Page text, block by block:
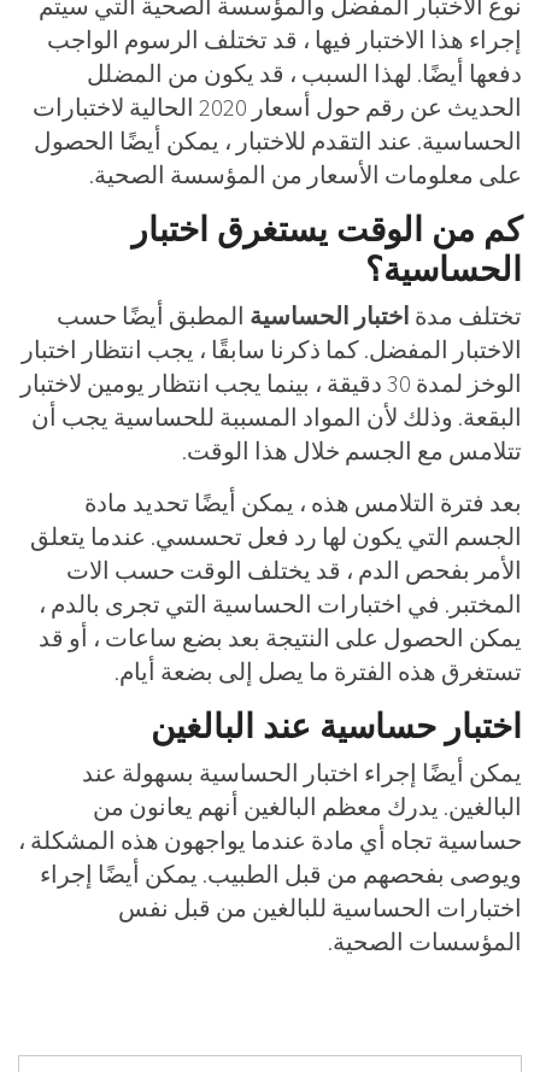
إجراء هذا الاختبار فيها ، قد تختلف الرسوم الواجب
دفعها أيضًا. لهذا السبب ، قد يكون من المضلل
الحديث عن رقم حول أسعار 2020 الحالية لاختبارات
الحساسية. عند التقدم للاختبار ، يمكن أيضًا الحصول
على معلومات الأسعار من المؤسسة الصحية.
كم من الوقت يستغرق اختبار
الحساسية؟
تختلف مدة اختبار الحساسية المطبق أيضًا حسب
الاختبار المفضل. كما ذكرنا سابقًا ، يجب انتظار اختبار
الوخز لمدة 30 دقيقة ، بينما يجب انتظار يومين لاختبار
البقعة. وذلك لأن المواد المسببة للحساسية يجب أن
تتلامس مع الجسم خلال هذا الوقت.
بعد فترة التلامس هذه ، يمكن أيضًا تحديد مادة
الجسم التي يكون لها رد فعل تحسسي. عندما يتعلق
الأمر بفحص الدم ، قد يختلف الوقت حسب الات
المختبر. في اختبارات الحساسية التي تجرى بالدم ،
يمكن الحصول على النتيجة بعد بضع ساعات ، أو قد
تستغرق هذه الفترة ما يصل إلى بضعة أيام.
اختبار حساسية عند البالغين
يمكن أيضًا إجراء اختبار الحساسية بسهولة عند
البالغين. يدرك معظم البالغين أنهم يعانون من
حساسية تجاه أي مادة عندما يواجهون هذه المشكلة ،
ويوصى بفحصهم من قبل الطبيب. يمكن أيضًا إجراء
اختبارات الحساسية للبالغين من قبل نفس
المؤسسات الصحية.